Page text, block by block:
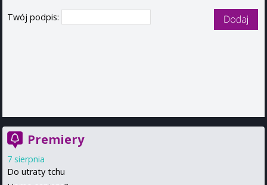
Twój podpis:
Premiery
7 sierpnia
Do utraty tchu